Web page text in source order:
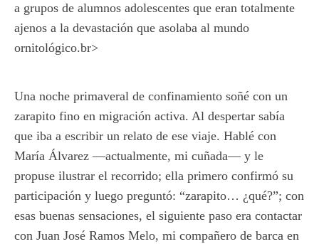
a grupos de alumnos adolescentes que eran totalmente
ajenos a la devastación que asolaba al mundo
ornitológico.br>
Una noche primaveral de confinamiento soñé con un
zarapito fino en migración activa. Al despertar sabía
que iba a escribir un relato de ese viaje. Hablé con
María Álvarez —actualmente, mi cuñada— y le
propuse ilustrar el recorrido; ella primero confirmó su
participación y luego preguntó: “zarapito… ¿qué?”; con
esas buenas sensaciones, el siguiente paso era contactar
con Juan José Ramos Melo, mi compañero de barca en